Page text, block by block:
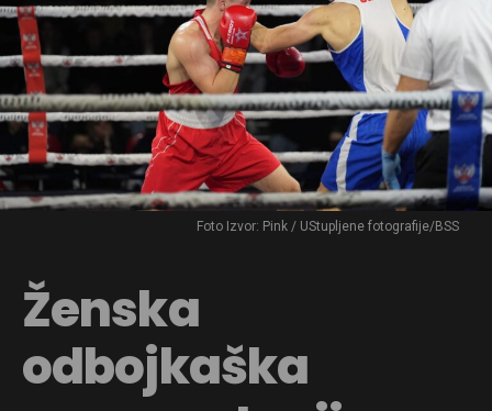
Foto Izvor: Pink / UStupljene fotografije/BSS
Ženska
odbojkaška